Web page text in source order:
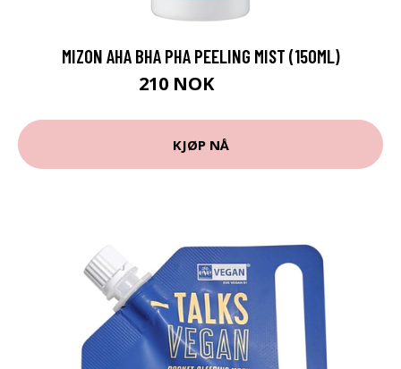
MIZON AHA BHA PHA PEELING MIST (150ML)
210 NOK
KJØP NÅ